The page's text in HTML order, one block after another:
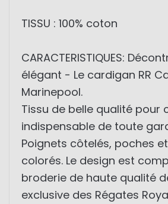
TISSU : 100% coton
CARACTERISTIQUES:
élégant - Le cardigan RR
Marinepool.
Tissu de belle qualité pour
indispensable de toute
Poignets côtelés, poches
colorés. Le design est
broderie de haute qualité
exclusive des Régates